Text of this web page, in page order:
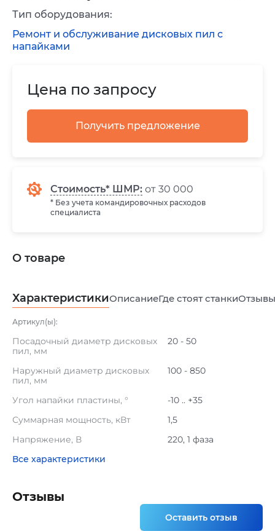
Цена по запросу
Получить предложение
Стоимость* ШМР: от 30 000
* Без учета командировочных расходов
специалиста
Тип оборудования:
Ремонт и обслуживание дисковых пил с
напайками
О товаре
ХарактеристикиОписаниеГде стоят станки
Артикул(ы):
Посадочный диаметр дисковых
пил, мм
20 - 50
Наружный диаметр дисковых
пил, мм
100 - 850
Угол напайки пластины, °
-10 .. +35
Суммарная мощность, кВт
1,5
Напряжение, В
220, 1 фаза
Все характеристики
Отзывы
Оставить отзыв